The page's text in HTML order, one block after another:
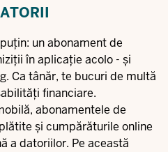
un abonament de
în aplicație acolo - și
Ca tânăr, te bucuri de multă
financiare.
abonamentele de
și cumpărăturile online
a datoriilor. Pe această